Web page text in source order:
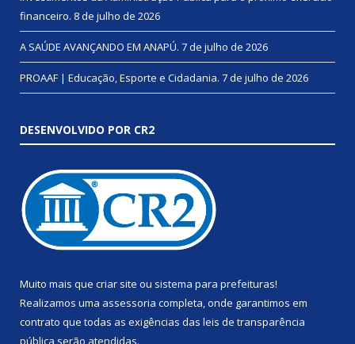
financeiro. 8 de julho de 2026
A SAÚDE AVANÇANDO EM ANAPÚ. 7 de julho de 2026
PROAAF | Educação, Esporte e Cidadania. 7 de julho de 2026
DESENVOLVIDO POR CR2
Muito mais que criar site ou sistema para prefeituras!
Realizamos uma assessoria completa, onde garantimos em
contrato que todas as exigências das leis de transparência
pública serão atendidas.